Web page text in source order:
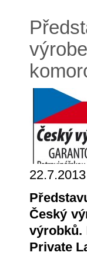
22.7.2013
Český
výrobků.
Private